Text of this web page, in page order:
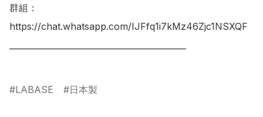
群組：
https://chat.whatsapp.com/IJFfq1i7kMz46Zjc1NSXQF
LABASE 日本製